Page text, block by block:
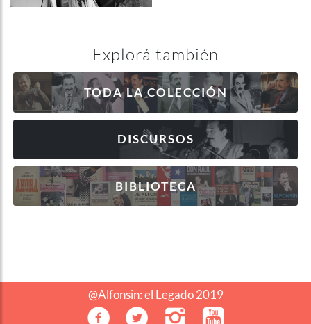
Explorá también
TODA LA COLECCIÓN
DISCURSOS
BIBLIOTECA
@Alfonsin: el Legado 2019